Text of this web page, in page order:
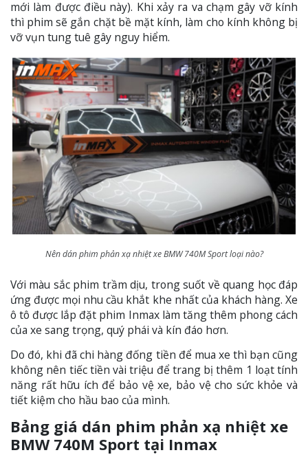
mới làm được điều này). Khi xảy ra va chạm gây vỡ kính
thì phim sẽ gắn chặt bề mặt kính, làm cho kính không bị
vỡ vụn tung tuê gây nguy hiểm.
Nên dán phim phản xạ nhiệt xe BMW 740M Sport loại nào?
Với màu sắc phim trầm dịu, trong suốt về quang học đáp
ứng được mọi nhu cầu khắt khe nhất của khách hàng. Xe
ô tô được lắp đặt phim Inmax làm tăng thêm phong cách
của xe sang trọng, quý phái và kín đáo hơn.
Do đó, khi đã chi hàng đống tiền để mua xe thì bạn cũng
không nên tiếc tiền vài triệu để trang bị thêm 1 loạt tính
năng rất hữu ích để bảo vệ xe, bảo vệ cho sức khỏe và
tiết kiệm cho hầu bao của mình.
Bảng giá dán phim phản xạ nhiệt xe
BMW 740M Sport tại Inmax